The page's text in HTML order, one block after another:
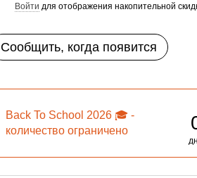
Войти для отображения накопительной
Сообщить, когда появится
Back To School 2026 🎓 -
количество ограничено